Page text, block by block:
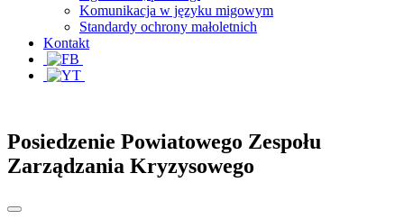
Komunikacja w języku migowym
Standardy ochrony małoletnich
Kontakt
Posiedzenie Powiatowego Zespołu
Zarządzania Kryzysowego